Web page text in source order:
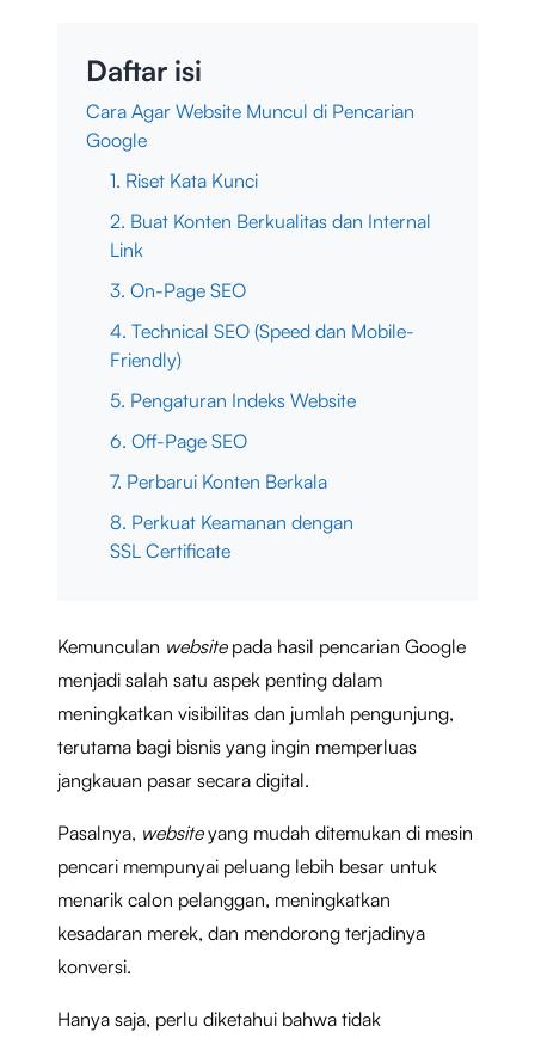
Daftar isi
Cara Agar Website Muncul di Pencarian
Google
1. Riset Kata Kunci
2. Buat Konten Berkualitas dan Internal
Link
3. On-Page SEO
4. Technical SEO (Speed dan Mobile-
Friendly)
5. Pengaturan Indeks Website
6. Off-Page SEO
7. Perbarui Konten Berkala
8. Perkuat Keamanan dengan
SSL Certificate
Kemunculan websitepada hasil pencarian Google
menjadi salah satu aspek penting dalam
meningkatkan visibilitas dan jumlah pengunjung,
terutama bagi bisnis yang ingin memperluas
jangkauan pasar secara digital.
Pasalnya, websiteyang mudah ditemukan di mesin
pencari mempunyai peluang lebih besar untuk
menarik calon pelanggan, meningkatkan
kesadaran merek, dan mendorong terjadinya
konversi.
Hanya saja, perlu diketahui bahwa tidak